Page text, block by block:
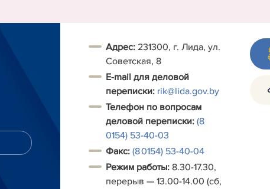
Адрес: 231300, г. Лида, ул.
Советская, 8
E-mail для деловой
переписки: rik@lida.gov.by
Телефон по вопросам
деловой переписки: (8
0154) 53-40-03
Факс: (8 0154) 53-40-04
Режим работы: 8.30-17.30,
перерыв — 13.00-14.00 (сб,